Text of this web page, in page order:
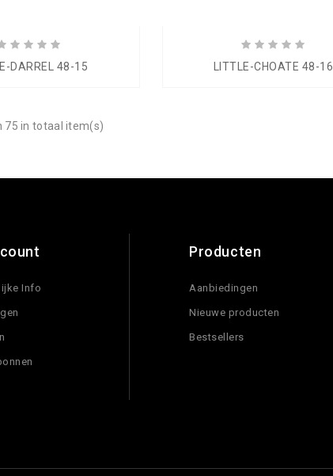
DARREL 48-15 LITTLE-CHOATE 48-16
75 in totaal item(s)
Info
Producten
Aanbiedingen
Nieuwe producten
Bestsellers